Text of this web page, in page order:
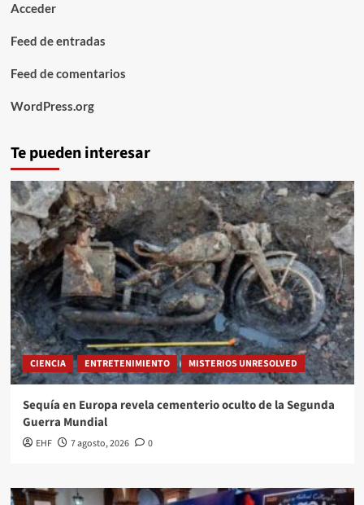
Acceder
Feed de entradas
Feed de comentarios
WordPress.org
Te pueden interesar
CIENCIA ENTRETENIMIENTO MISTERIOS UNRESOLVED
Sequía en Europa revela cementerio oculto de la Segunda
Guerra Mundial
EHF 7 agosto, 2026 0